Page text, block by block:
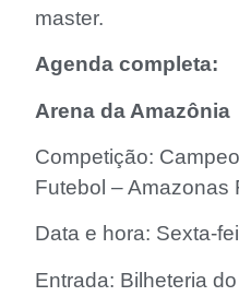
master.
Agenda completa:
Arena da Amazônia
Competição:
Futebol – Amazonas
Data e hora: Sexta-
Entrada: Bilheteria